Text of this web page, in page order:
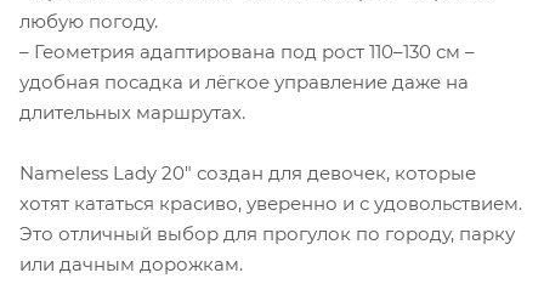
любую погоду.
– Геометрия адаптирована под рост 110–130 см –
удобная посадка и лёгкое управление даже на
длительных маршрутах.
Nameless Lady 20" создан для девочек, которые
хотят кататься красиво, уверенно и с удовольствием.
Это отличный выбор для прогулок по городу, парку
или дачным дорожкам.